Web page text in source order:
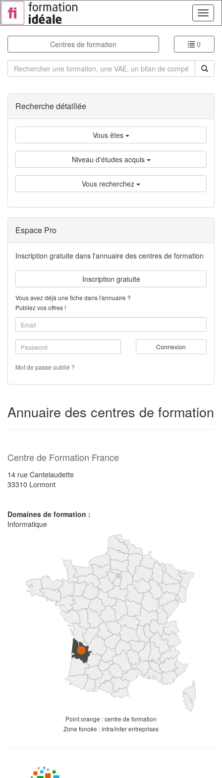
Centres de formation 0
Rechercher
Recherche détaillée
Vous êtes
Niveau d'études acquis
Vous recherchez
Espace Pro
Inscription gratuite dans l'annuaire des centres de formation
Inscription gratuite
Vous avez déjà une fiche dans l'annuaire ?
Publiez vos offres !
Connexion
Mot de passe oublié ?
Annuaire des centres de formation
Centre de Formation France
14 rue Cantelaudette
33310 Lormont
Domaines de formation :
Informatique
Point orange : centre de formation
Zone foncée : intra/inter entreprises